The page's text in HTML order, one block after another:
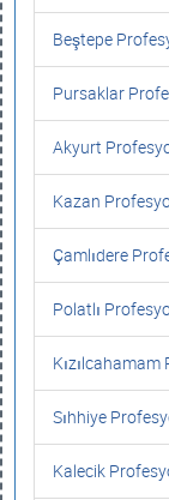
Beştepe
Pursaklar
Akyurt
Kazan
Çamlıdere
Polatlı
Kızılcahamam
Sıhhiye
Kalecik